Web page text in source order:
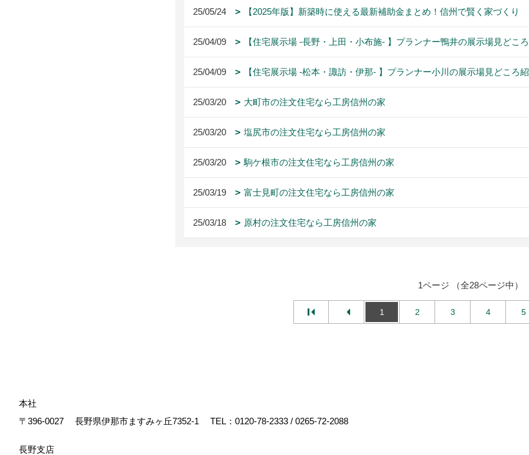
25/05/24 【2025年版】新築時に使える最新補助金まとめ！信州で賢く家づくり
25/04/09 【住宅展示場 -長野・上田・小布施- 】プランナー鴨井の展示場見どこ
25/04/09 【住宅展示場 -松本・諏訪・伊那- 】プランナー小川の展示場見どころ
25/03/20 大町市の注文住宅なら工房信州の家
25/03/20 塩尻市の注文住宅なら工房信州の家
25/03/20 駒ケ根市の注文住宅なら工房信州の家
25/03/19 富士見町の注文住宅なら工房信州の家
25/03/18 原村の注文住宅なら工房信州の家
1ページ （全28ページ中）
1 2 3 4 5
本社
〒396-0027
長野県伊那市ますみヶ丘7352-1 TEL： 0120-78-2333 / 0265-72-2088
長野支店